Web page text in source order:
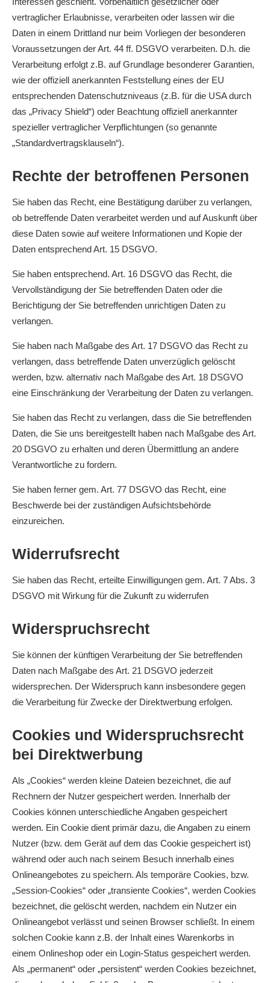
vertraglicher Erlaubnisse, verarbeiten oder lassen wir die
Daten in einem Drittland nur beim Vorliegen der besonderen
Voraussetzungen der Art. 44 ff. DSGVO verarbeiten. D.h. die
Verarbeitung erfolgt z.B. auf Grundlage besonderer Garantien,
wie der offiziell anerkannten Feststellung eines der EU
entsprechenden Datenschutzniveaus (z.B. für die USA durch
das „Privacy Shield“) oder Beachtung offiziell anerkannter
spezieller vertraglicher Verpflichtungen (so genannte
„Standardvertragsklauseln“).
Rechte der betroffenen Personen
Sie haben das Recht, eine Bestätigung darüber zu verlangen,
ob betreffende Daten verarbeitet werden und auf Auskunft über
diese Daten sowie auf weitere Informationen und Kopie der
Daten entsprechend Art. 15 DSGVO.
Sie haben entsprechend. Art. 16 DSGVO das Recht, die
Vervollständigung der Sie betreffenden Daten oder die
Berichtigung der Sie betreffenden unrichtigen Daten zu
verlangen.
Sie haben nach Maßgabe des Art. 17 DSGVO das Recht zu
verlangen, dass betreffende Daten unverzüglich gelöscht
werden, bzw. alternativ nach Maßgabe des Art. 18 DSGVO
eine Einschränkung der Verarbeitung der Daten zu verlangen.
Sie haben das Recht zu verlangen, dass die Sie betreffenden
Daten, die Sie uns bereitgestellt haben nach Maßgabe des Art.
20 DSGVO zu erhalten und deren Übermittlung an andere
Verantwortliche zu fordern.
Sie haben ferner gem. Art. 77 DSGVO das Recht, eine
Beschwerde bei der zuständigen Aufsichtsbehörde
einzureichen.
Widerrufsrecht
Sie haben das Recht, erteilte Einwilligungen gem. Art. 7 Abs. 3
DSGVO mit Wirkung für die Zukunft zu widerrufen
Widerspruchsrecht
Sie können der künftigen Verarbeitung der Sie betreffenden
Daten nach Maßgabe des Art. 21 DSGVO jederzeit
widersprechen. Der Widerspruch kann insbesondere gegen
die Verarbeitung für Zwecke der Direktwerbung erfolgen.
Cookies und Widerspruchsrecht
bei Direktwerbung
Als „Cookies“ werden kleine Dateien bezeichnet, die auf
Rechnern der Nutzer gespeichert werden. Innerhalb der
Cookies können unterschiedliche Angaben gespeichert
werden. Ein Cookie dient primär dazu, die Angaben zu einem
Nutzer (bzw. dem Gerät auf dem das Cookie gespeichert ist)
während oder auch nach seinem Besuch innerhalb eines
Onlineangebotes zu speichern. Als temporäre Cookies, bzw.
„Session-Cookies“ oder „transiente Cookies“, werden Cookies
bezeichnet, die gelöscht werden, nachdem ein Nutzer ein
Onlineangebot verlässt und seinen Browser schließt. In einem
solchen Cookie kann z.B. der Inhalt eines Warenkorbs in
einem Onlineshop oder ein Login-Status gespeichert werden.
Als „permanent“ oder „persistent“ werden Cookies bezeichnet,